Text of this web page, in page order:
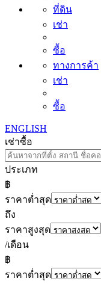
ที่ดิน
เช่า
ซื้อ
ทางการค้า
เช่า
ซื้อ
ENGLISH
เช่าซื้อ
ประเภท
฿
ราคาต่ำสุด
ถึง
ราคาสูงสุด
/เดือน
฿
ราคาต่ำสุด